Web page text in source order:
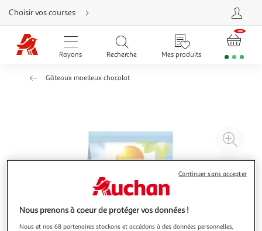
Aller
directement
au
contenu
Aller
directement
Aller
d'aide
Choisir vos courses
Rayons Recherche Mes produits
Gâteaux moelleux chocolat
à
Nous prenons à coeur de protéger vos données !
Nous et nos 68 partenaires stockons et accédons à des données personnelles,
Continuer sans accepter